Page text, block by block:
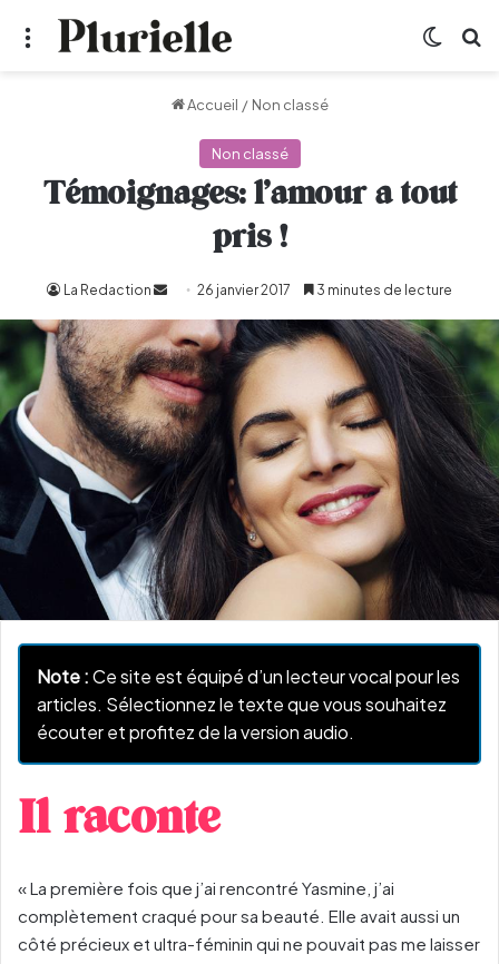
Menu
Accueil / Non classé
Non classé
Témoignages: l’amour a tout
pris !
La Redaction
Envoyer
un
courriel
26 janvier 2017 3 minutes de lecture
Note :Ce site est équipé d’un lecteur vocal pour les
articles. Sélectionnez le texte que vous souhaitez
écouter et profitez de la version audio.
Il raconte
« La première fois que j’ai rencontré Yasmine, j’ai
complètement craqué pour sa beauté. Elle avait aussi un
côté précieux et ultra-féminin qui ne pouvait pas me laisser